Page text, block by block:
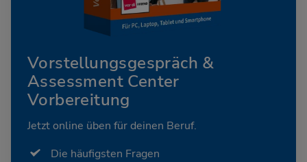
Vorstellungsgespräch &
Assessment Center
Vorbereitung
Jetzt online üben für deinen Beruf.
Die häufigsten Fragen